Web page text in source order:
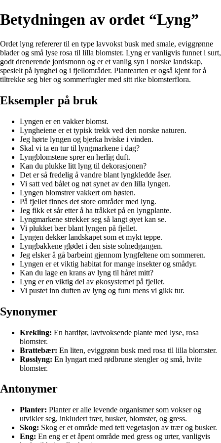
Betydningen av ordet “Lyng”
Ordet lyng refererer til en type lavvokst busk med smale, eviggrønne
blader og små lyse rosa til lilla blomster. Lyng er vanligvis funnet i surt,
godt drenerende jordsmonn og er et vanlig syn i norske landskap,
spesielt på lynghei og i fjellområder. Plantearten er også kjent for å
tiltrekke seg bier og sommerfugler med sitt rike blomsterflora.
Eksempler på bruk
Lyngen er en vakker blomst.
Lyngheiene er et typisk trekk ved den norske naturen.
Jeg hørte lyngen og bjerka hviske i vinden.
Skal vi ta en tur til lyngmarkene i dag?
Lyngblomstene sprer en herlig duft.
Kan du plukke litt lyng til dekorasjonen?
Det er så fredelig å vandre blant lyngkledde åser.
Vi satt ved bålet og nøt synet av den lilla lyngen.
Lyngen blomstrer vakkert om høsten.
På fjellet finnes det store områder med lyng.
Jeg fikk et sår etter å ha tråkket på en lyngplante.
Lyngmarkene strekker seg så langt øyet kan se.
Vi plukket bær blant lyngen på fjellet.
Lyngen dekker landskapet som et mykt teppe.
Lyngbakkene glødet i den siste solnedgangen.
Jeg elsker å gå barbeint gjennom lyngfeltene om sommeren.
Lyngen er et viktig habitat for mange insekter og smådyr.
Kan du lage en krans av lyng til håret mitt?
Lyng er en viktig del av økosystemet på fjellet.
Vi pustet inn duften av lyng og furu mens vi gikk tur.
Synonymer
Krekling: En hardfør, lavtvoksende plante med lyse, rosa
blomster.
Brattebær: En liten, eviggrønn busk med rosa til lilla blomster.
Røsslyng: En lyngart med rødbrune stengler og små, hvite
blomster.
Antonymer
Planter: Planter er alle levende organismer som vokser og
utvikler seg, inkludert trær, busker, blomster, og gress.
Skog: Skog er et område med tett vegetasjon av trær og busker.
Eng: En eng er et åpent område med gress og urter, vanligvis